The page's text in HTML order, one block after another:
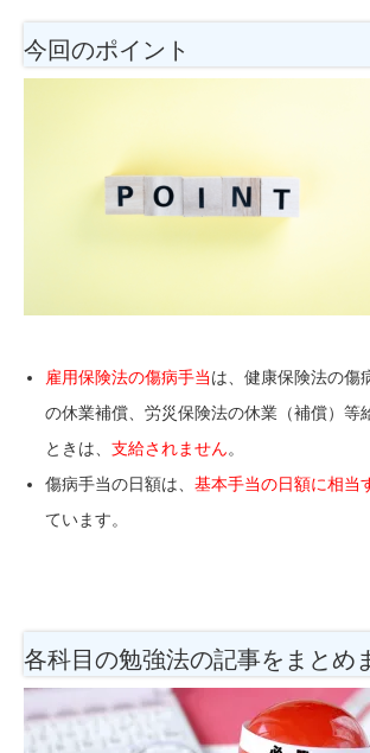
今回のポイント
雇用保険法の傷病手当は、健康保険法の傷
の休業補償、労災保険法の休業（補償）等
ときは、支給されません。
傷病手当の日額は、基本手当の日額に相当
ています。
各科目の勉強法の記事をまとめ